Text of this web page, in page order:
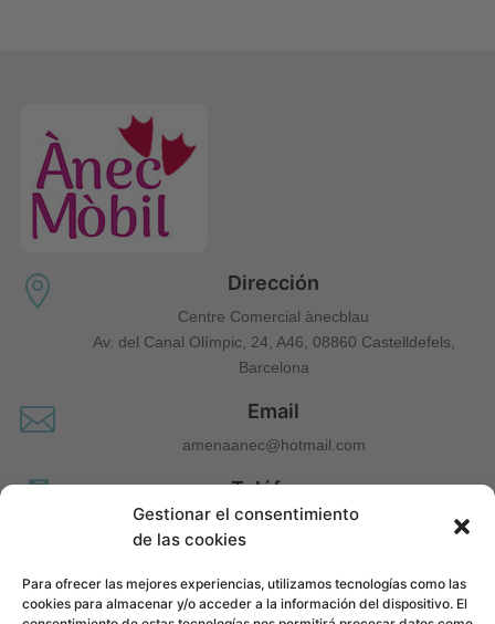
Gestionar el consentimiento
de las cookies
Para ofrecer las mejores experiencias, utilizamos tecnologías como las
cookies para almacenar y/o acceder a la información del dispositivo. El
 Dirección
Centre Comercial ànecblau
Av. del Canal Olímpic, 24, A46, 08860 Castelldefels,
Barcelona
 Email
amenaanec@hotmail.com
 Teléfono
660 677 963